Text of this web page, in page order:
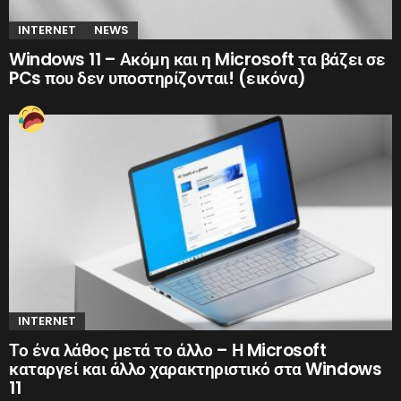
INTERNET NEWS
Windows 11 – Ακόμη και η Microsoft τα βάζει σε
PCs που δεν υποστηρίζονται! (εικόνα)
INTERNET
Το ένα λάθος μετά το άλλο – Η Microsoft
καταργεί και άλλο χαρακτηριστικό στα Windows
11